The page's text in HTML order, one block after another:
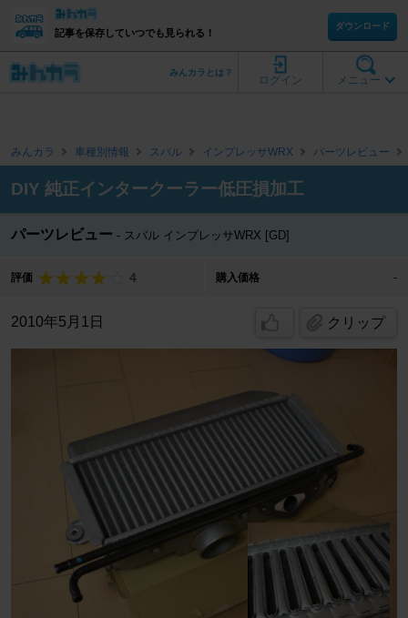
記事を保存していつでも見られる！
ダウンロード
メニュー
ログイン
みんカラとは？
みんカラ 車種別情報 スバル インプレッサWRX パーツレビュー
DIY 純正インタークーラー低圧損加工
パーツレビュー スバル インプレッサWRX [GD]
評価 4 購入価格 -
2010年5月1日 クリップ